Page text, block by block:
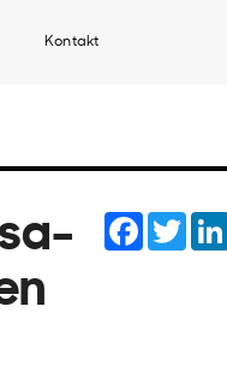
Kontakt
Facebook